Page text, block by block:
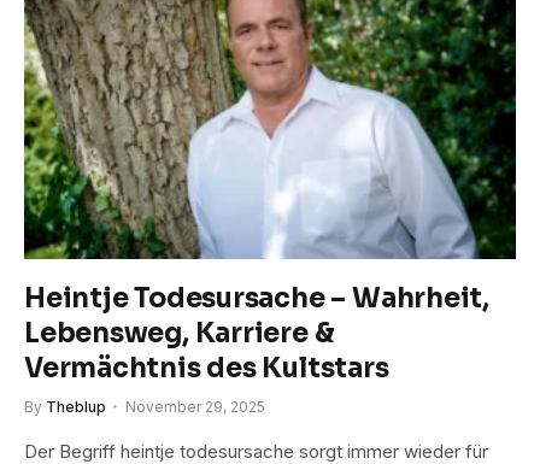
Heintje Todesursache – Wahrheit,
Lebensweg, Karriere &
Vermächtnis des Kultstars
By Theblup November 29, 2025
Der Begriff heintje todesursache sorgt immer wieder für